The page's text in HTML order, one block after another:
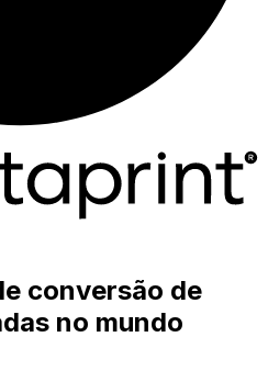
conversão de
no mundo